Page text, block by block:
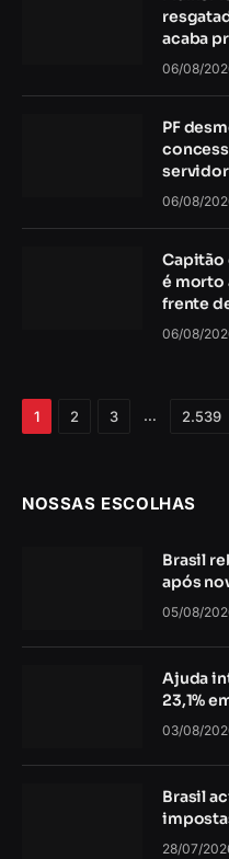
acaba
06/08/
PF
06/08/
Capitão
é morto
frente
06/08/
1 2 3 … 2.539
NOSSAS ESCOLHAS
Brasil
após
05/08/
Ajuda
23,1%
03/08/
Brasil
28/07/